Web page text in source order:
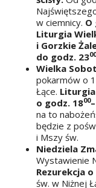
w ciemnicy. O
Liturgia
i Gorzkie
do godz. 2300
Wielka
pokarmów o
Łące.
o godz. 1800–
na to
będzie z
i Mszy św.
Niedziela
Wystawienie
Rezurekcja
św. w Niżnej